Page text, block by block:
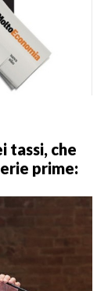
tassi, che
prime: